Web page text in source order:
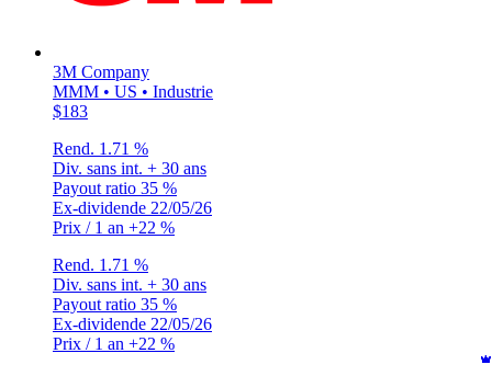
3M Company
MMM • US • Industrie
$183
Rend. 1.71 %
Div. sans int. + 30 ans
Payout ratio 35 %
Ex-dividende 22/05/26
Prix / 1 an +22 %
Rend. 1.71 %
Div. sans int. + 30 ans
Payout ratio 35 %
Ex-dividende 22/05/26
Prix / 1 an +22 %